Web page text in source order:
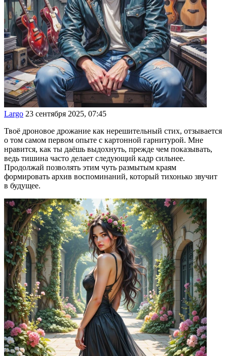
Largo 23 сентября 2025, 07:45
Твоё дроновое дрожание как нерешительный стих, отзывается
о том самом первом опыте с картонной гарнитурой. Мне
нравится, как ты даёшь выдохнуть, прежде чем показывать,
ведь тишина часто делает следующий кадр сильнее.
Продолжай позволять этим чуть размытым краям
формировать архив воспоминаний, который тихонько звучит
в будущее.